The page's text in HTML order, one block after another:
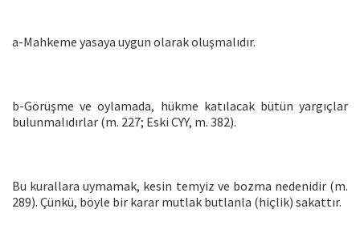
a-Mahkeme yasaya uygun olarak oluşmalıdır.
b-Görüşme ve oylamada, hükme katılacak bütün yargıçlar
bulunmalıdırlar (m. 227; Eski CYY, m. 382).
Bu kurallara uymamak, kesin temyiz ve bozma nedenidir (m.
289). Çünkü, böyle bir karar mutlak butlanla (hiçlik) sakattır.